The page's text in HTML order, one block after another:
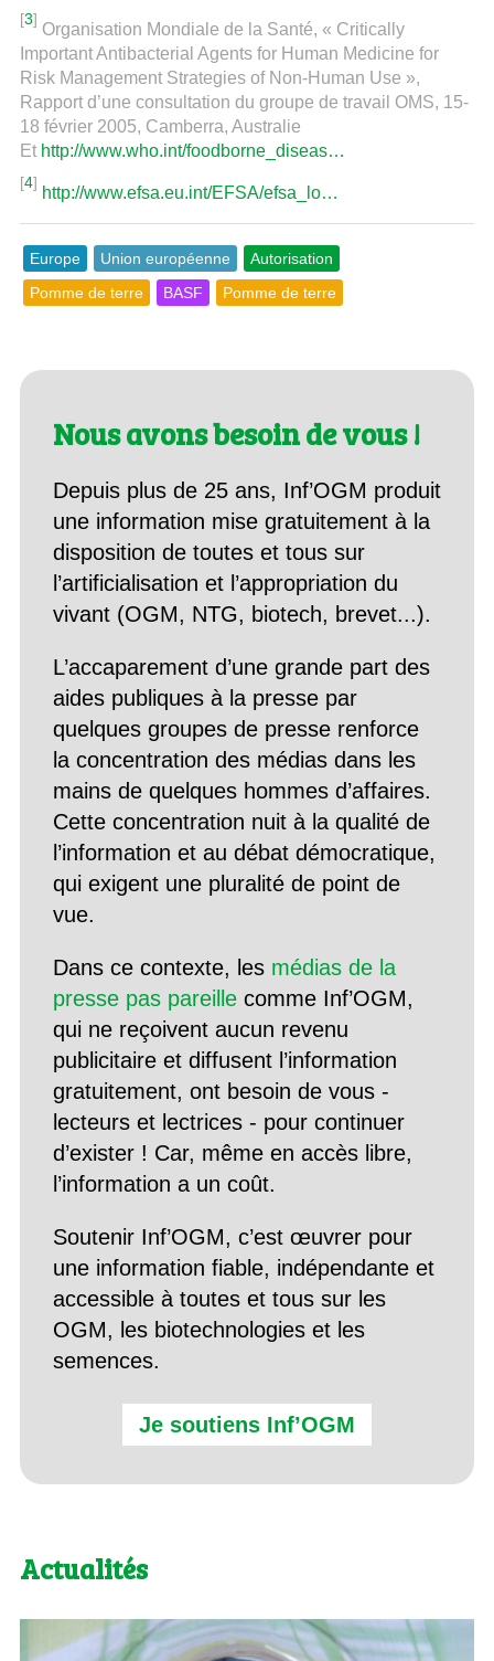
[3]
Organisation Mondiale de la Santé, « Critically
Important Antibacterial Agents for Human Medicine for
Risk Management Strategies of Non-Human Use »,
Rapport d’une consultation du groupe de travail OMS, 15-
18 février 2005, Camberra, Australie
Et http://www.who.int/foodborne_diseas…
[4]
http://www.efsa.eu.int/EFSA/efsa_lo…
Europe Union européenne
Autorisation
Pomme de terre
BASF Pomme de terre
Nous avons besoin de vous !
Depuis plus de 25 ans, Inf’OGM produit
une information mise gratuitement à la
disposition de toutes et tous sur
l’artificialisation et l’appropriation du
vivant (OGM, NTG, biotech, brevet...).
L’accaparement d’une grande part des
aides publiques à la presse par
quelques groupes de presse renforce
la concentration des médias dans les
mains de quelques hommes d’affaires.
Cette concentration nuit à la qualité de
l’information et au débat démocratique,
qui exigent une pluralité de point de
vue.
Dans ce contexte, les médias de la
presse pas pareillecomme Inf’OGM,
qui ne reçoivent aucun revenu
publicitaire et diffusent l’information
gratuitement, ont besoin de vous -
lecteurs et lectrices - pour continuer
d’exister ! Car, même en accès libre,
l’information a un coût.
Soutenir Inf’OGM, c’est œuvrer pour
une information fiable, indépendante et
accessible à toutes et tous sur les
OGM, les biotechnologies et les
semences.
Je soutiens Inf’OGM
Actualités